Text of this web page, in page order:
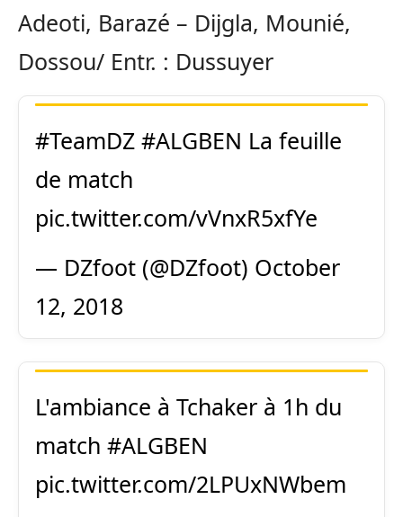
Adeoti, Barazé – Dijgla, Mounié,
Dossou/ Entr. : Dussuyer
#TeamDZ #ALGBEN La feuille
de match
pic.twitter.com/vVnxR5xfYe
— DZfoot (@DZfoot) October
12, 2018
L'ambiance à Tchaker à 1h du
match #ALGBEN
pic.twitter.com/2LPUxNWbem